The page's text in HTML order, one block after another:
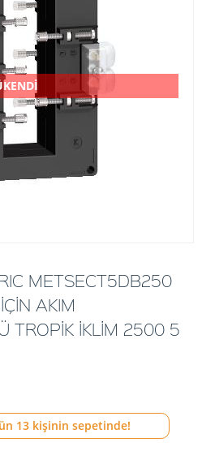
METSECT5DB250
AKIM
TROPİK İKLİM 2500 5
13 kişinin sepetinde!